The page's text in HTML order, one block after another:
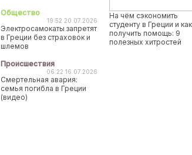
Общество
19:52 20.07.2026
Электросамокаты запретят
в Греции без страховок и
шлемов
Происшествия
06:22 16.07.2026
Смертельная авария:
семья погибла в Греции
(видео)
На чём сэкономить
студенту в Греции и как
получить помощь: 9
полезных хитростей